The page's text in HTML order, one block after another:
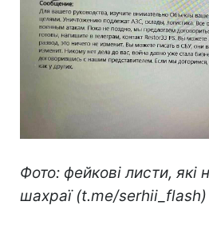
Фото: фейкові листи, які
шахраї (t.me/serhii_flash)